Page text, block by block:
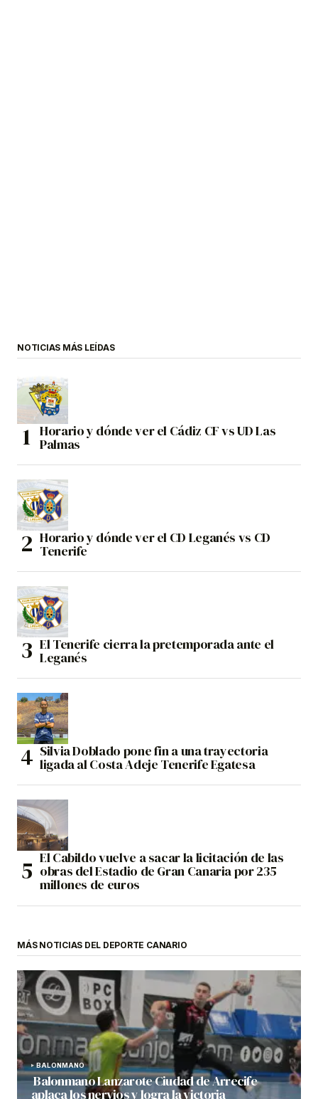
NOTICIAS MÁS LEÍDAS
Horario y dónde ver el Cádiz CF vs UD Las
Palmas
Horario y dónde ver el CD Leganés vs CD
Tenerife
El Tenerife cierra la pretemporada ante el
Leganés
Silvia Doblado pone fin a una trayectoria
ligada al Costa Adeje Tenerife Egatesa
El Cabildo vuelve a sacar la licitación de las
obras del Estadio de Gran Canaria por 235
millones de euros
MÁS NOTICIAS DEL DEPORTE CANARIO
BALONMANO
Balonmano Lanzarote Ciudad de Arrecife
aplaca los nervios y logra la victoria